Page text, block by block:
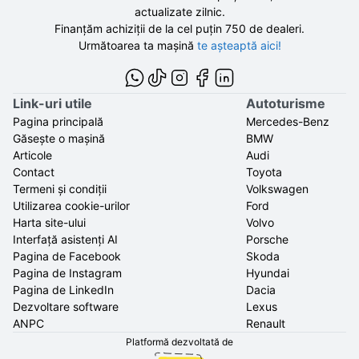
actualizate zilnic.
Finanțăm achiziții de la cel puțin 750 de dealeri.
Următoarea ta mașină te așteaptă aici!
Link-uri utile
Pagina principală
Găsește o mașină
Articole
Contact
Termeni și condiții
Utilizarea cookie-urilor
Harta site-ului
Interfață asistenți AI
Pagina de Facebook
Pagina de Instagram
Pagina de LinkedIn
Dezvoltare software
ANPC
Autoturisme
Mercedes-Benz
BMW
Audi
Toyota
Volkswagen
Ford
Volvo
Porsche
Skoda
Hyundai
Dacia
Lexus
Renault
Platformă dezvoltată de